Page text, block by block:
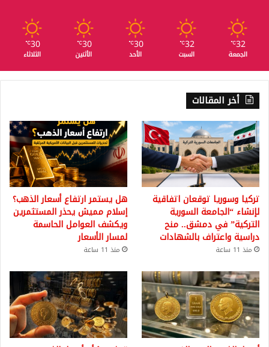
32
℃
الجمعة
32
℃
السبت
30
℃
الأحد
30
℃
الأثنين
30
℃
الثلاثاء
أخر المقالات
تركيا وسوريا توقعان اتفاقية
لإنشاء “الجامعة السورية
التركية” في دمشق.. منح
دراسية واعتراف بالشهادات
منذ 11 ساعة
هل يستمر ارتفاع أسعار الذهب؟
إسلام مميش يحذر المستثمرين
ويكشف العوامل الحاسمة
لمسار الأسعار
منذ 11 ساعة